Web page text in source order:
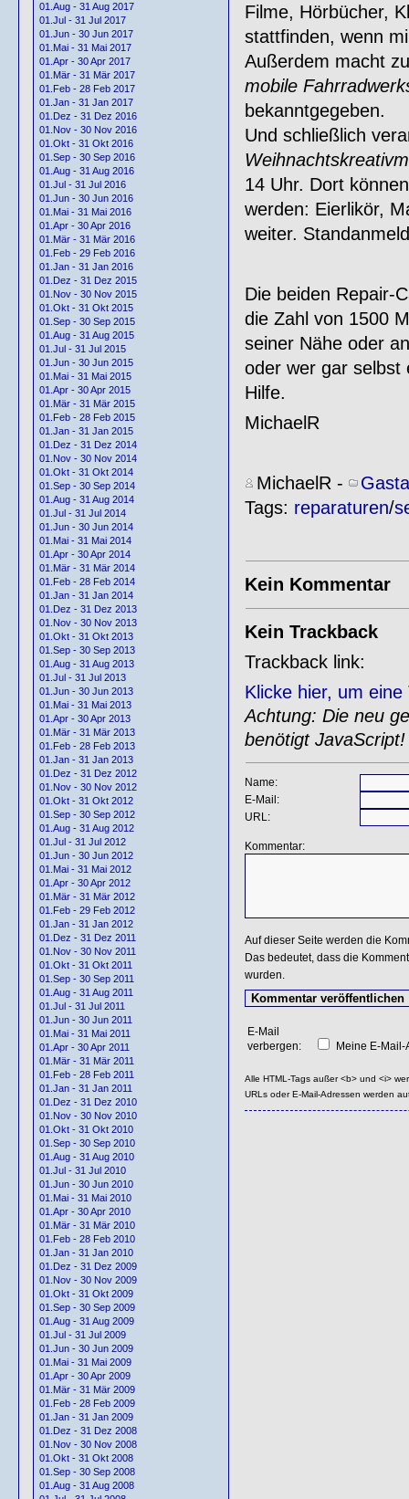
01.Aug - 31 Aug 2017
01.Jul - 31 Jul 2017
01.Jun - 30 Jun 2017
01.Mai - 31 Mai 2017
01.Apr - 30 Apr 2017
01.Mär - 31 Mär 2017
01.Feb - 28 Feb 2017
01.Jan - 31 Jan 2017
01.Dez - 31 Dez 2016
01.Nov - 30 Nov 2016
01.Okt - 31 Okt 2016
01.Sep - 30 Sep 2016
01.Aug - 31 Aug 2016
01.Jul - 31 Jul 2016
01.Jun - 30 Jun 2016
01.Mai - 31 Mai 2016
01.Apr - 30 Apr 2016
01.Mär - 31 Mär 2016
01.Feb - 29 Feb 2016
01.Jan - 31 Jan 2016
01.Dez - 31 Dez 2015
01.Nov - 30 Nov 2015
01.Okt - 31 Okt 2015
01.Sep - 30 Sep 2015
01.Aug - 31 Aug 2015
01.Jul - 31 Jul 2015
01.Jun - 30 Jun 2015
01.Mai - 31 Mai 2015
01.Apr - 30 Apr 2015
01.Mär - 31 Mär 2015
01.Feb - 28 Feb 2015
01.Jan - 31 Jan 2015
01.Dez - 31 Dez 2014
01.Nov - 30 Nov 2014
01.Okt - 31 Okt 2014
01.Sep - 30 Sep 2014
01.Aug - 31 Aug 2014
01.Jul - 31 Jul 2014
01.Jun - 30 Jun 2014
01.Mai - 31 Mai 2014
01.Apr - 30 Apr 2014
01.Mär - 31 Mär 2014
01.Feb - 28 Feb 2014
01.Jan - 31 Jan 2014
01.Dez - 31 Dez 2013
01.Nov - 30 Nov 2013
01.Okt - 31 Okt 2013
01.Sep - 30 Sep 2013
01.Aug - 31 Aug 2013
01.Jul - 31 Jul 2013
01.Jun - 30 Jun 2013
01.Mai - 31 Mai 2013
01.Apr - 30 Apr 2013
01.Mär - 31 Mär 2013
01.Feb - 28 Feb 2013
01.Jan - 31 Jan 2013
01.Dez - 31 Dez 2012
01.Nov - 30 Nov 2012
01.Okt - 31 Okt 2012
01.Sep - 30 Sep 2012
01.Aug - 31 Aug 2012
01.Jul - 31 Jul 2012
01.Jun - 30 Jun 2012
01.Mai - 31 Mai 2012
01.Apr - 30 Apr 2012
01.Mär - 31 Mär 2012
01.Feb - 29 Feb 2012
01.Jan - 31 Jan 2012
01.Dez - 31 Dez 2011
01.Nov - 30 Nov 2011
01.Okt - 31 Okt 2011
01.Sep - 30 Sep 2011
01.Aug - 31 Aug 2011
01.Jul - 31 Jul 2011
01.Jun - 30 Jun 2011
01.Mai - 31 Mai 2011
01.Apr - 30 Apr 2011
01.Mär - 31 Mär 2011
01.Feb - 28 Feb 2011
01.Jan - 31 Jan 2011
01.Dez - 31 Dez 2010
01.Nov - 30 Nov 2010
01.Okt - 31 Okt 2010
01.Sep - 30 Sep 2010
01.Aug - 31 Aug 2010
01.Jul - 31 Jul 2010
01.Jun - 30 Jun 2010
01.Mai - 31 Mai 2010
01.Apr - 30 Apr 2010
01.Mär - 31 Mär 2010
01.Feb - 28 Feb 2010
01.Jan - 31 Jan 2010
01.Dez - 31 Dez 2009
01.Nov - 30 Nov 2009
01.Okt - 31 Okt 2009
01.Sep - 30 Sep 2009
01.Aug - 31 Aug 2009
01.Jul - 31 Jul 2009
01.Jun - 30 Jun 2009
01.Mai - 31 Mai 2009
01.Apr - 30 Apr 2009
01.Mär - 31 Mär 2009
01.Feb - 28 Feb 2009
01.Jan - 31 Jan 2009
01.Dez - 31 Dez 2008
01.Nov - 30 Nov 2008
01.Okt - 31 Okt 2008
01.Sep - 30 Sep 2008
01.Aug - 31 Aug 2008
Filme, Hörbücher,
stattfinden, wenn
Außerdem macht
mobile
bekanntgegeben.
Und schließlich
14 Uhr. Dort
werden: Eierlikör,
weiter.
Die beiden Repair-
die Zahl von 1500
seiner Nähe oder
oder wer gar selbst
Hilfe.
MichaelR
MichaelR -
Tags: reparaturen/
Kein Kommentar
Kein Trackback
Trackback link:
Klicke hier, um
Achtung: Die neu
benötigt JavaScript!
Name:
E-Mail:
URL:
Kommentar:
Auf dieser Seite werden die
Das bedeutet, dass die
wurden.
E-Mail
verbergen:
Meine E-
Alle HTML-Tags außer <b> und <i>
URLs oder E-Mail-Adressen werden